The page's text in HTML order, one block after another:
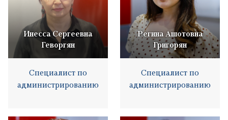
Инесса Сергеевна
Геворгян
Специалист по
администрированию
Регина Ашотовна
Григорян
Специалист по
администрированию